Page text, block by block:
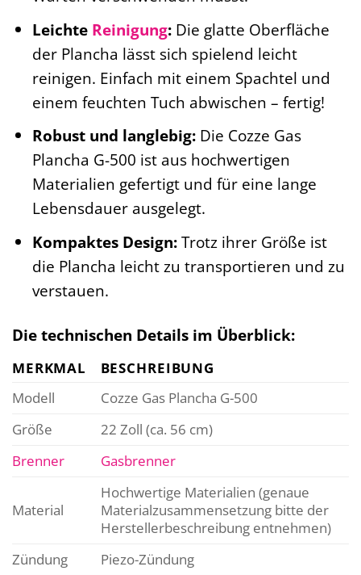
Leichte Reinigung:Die glatte Oberfläche
der Plancha lässt sich spielend leicht
reinigen. Einfach mit einem Spachtel und
einem feuchten Tuch abwischen – fertig!
Robust und langlebig:Die Cozze Gas
Plancha G-500 ist aus hochwertigen
Materialien gefertigt und für eine lange
Lebensdauer ausgelegt.
Kompaktes Design:Trotz ihrer Größe ist
die Plancha leicht zu transportieren und zu
verstauen.
Die technischen Details im Überblick:
MERKMAL
BESCHREIBUNG
Modell
Cozze Gas Plancha G-500
Größe
22 Zoll (ca. 56 cm)
Brenner
Gasbrenner
Material
Hochwertige Materialien (genaue
Materialzusammensetzung bitte der
Herstellerbeschreibung entnehmen)
Zündung
Piezo-Zündung